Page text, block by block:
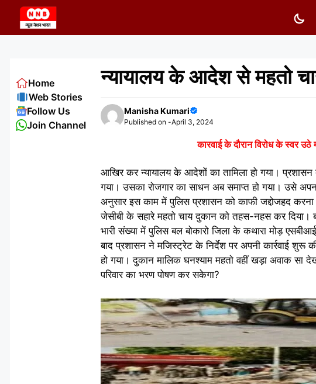
content
न्यायालय के आदेश से महतो
Manisha Kumari
Published on -April 3, 2024
कारवाई के दौरान विरोध के स्वर
आखिर कर न्यायालय के आदेशों का तामिला हो गया। प्रशासन
गया। उसका रोजगार का साधन अब समाप्त हो गया। उसे
अनुसार इस काम में पुलिस प्रशासन को काफी जद्दोजहद करना
जेसीबी के सहारे महतो चाय दुकान को तहस-नहस कर दिया।
भारी संख्या में पुलिस बल बोकारो जिला के कथारा मोड़
बाद प्रशासन ने मजिस्ट्रेट के निर्देश पर अपनी कार्रवाई
हो गया। दुकान मालिक घनश्याम महतो वहीं खड़ा अवाक
परिवार का भरण पोषण कर सकेगा?
Home
Web Stories
Follow Us
Join Channel